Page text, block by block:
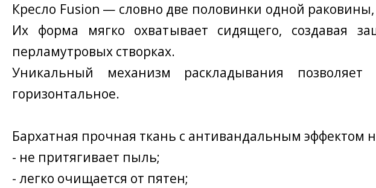
Кресло Fusion — словно две половинки одной
Их форма мягко охватывает сидящего, создавая
перламутровых створках.
Уникальный механизм раскладывания
горизонтальное.
Бархатная прочная ткань с антивандальным эффектом
- не притягивает пыль;
- легко очищается от пятен;